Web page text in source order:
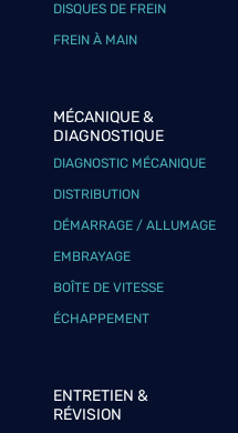
DISQUES DE FREIN
FREIN À MAIN
MÉCANIQUE &
DIAGNOSTIQUE
DIAGNOSTIC MÉCANIQUE
DISTRIBUTION
DÉMARRAGE / ALLUMAGE
EMBRAYAGE
BOÎTE DE VITESSE
ÉCHAPPEMENT
ENTRETIEN &
RÉVISION